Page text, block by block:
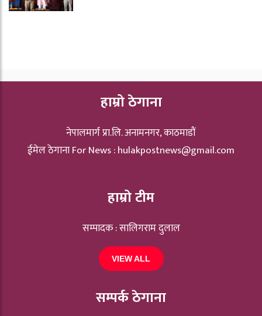
हाम्रो ठेगाना
नेपालमार्ग प्रा.लि. अनामनगर, काठमाडौं
ईमेल ठेगाना For News :hulakpostnews@gmail.com
हाम्रो टीम
सम्पादक : सालिगराम दुलाल
VIEW ALL
सम्पर्क ठेगाना